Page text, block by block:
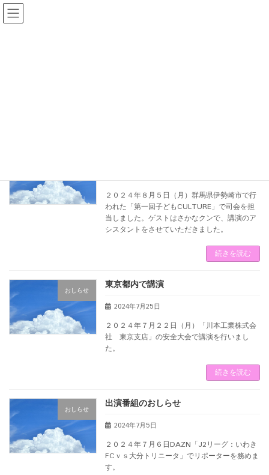
コ
ン
ナ
ビ
２０２４年８月５日（月）群馬県伊勢崎市で行
われた「第一回子どもCULTURE」で司会を担
当しました。ゲストはさかなクンで、講演のア
シスタントをさせていただきました。
続きを読む
おしらせ 東京都内で講演
2024年7月25日
２０２４年７月２２日（月）「川本工業株式会
社 東京支店」の安全大会で講演を行いまし
た。
続きを読む
おしらせ 出演番組のおしらせ
2024年7月5日
２０２４年７月６日DAZN「J2リーグ：いわき
FCｖｓ大分トリニータ」でリポーターを務めま
す。